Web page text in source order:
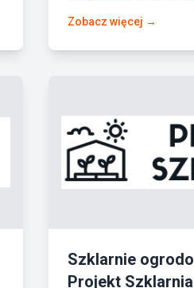
Zobacz więcej →
Szklarnie
Projekt Szklarnia